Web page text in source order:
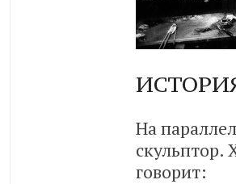
На
говорит: